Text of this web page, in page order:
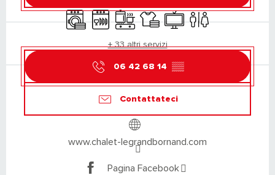
LavatriceLavastoviglie
Piano di cottura
Lenzuola e biancheria
TelevisioneServizi igienici
+ 33 altri servizi
06 42 68 14 ▒▒
Contattateci
www.chalet-legrandbornand.com
Pagina Facebook